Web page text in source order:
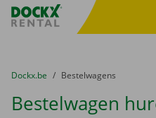
Fratello DEMO
U bevindt zich hier:
van
Dockx.be naar
Bestelwagens
Bestelwagen